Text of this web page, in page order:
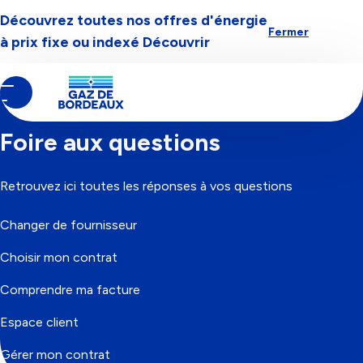
Aller à la navigation Aller au contenuAller au pied-de-page
Découvrez toutes nos offres d'énergie
à prix fixe ou indexé Découvrir
Fermer
Contenu
principal
d'Ariane
Accueil
Foire aux questions
Retrouvez ici toutes les réponses à vos questions
Changer de fournisseur
Choisir mon contrat
Comprendre ma facture
Espace client
Gérer mon contrat